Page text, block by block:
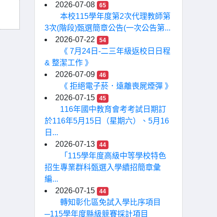
2026-07-08 65
本校115學年度第2次代理教師第
3次(階段)甄選簡章公告(一次公告第...
2026-07-22
54
《 7月24日-二三年級返校日日程
& 整潔工作 》
2026-07-09
46
《 拒絕電子菸．遠離喪屍煙彈 》
2026-07-15
45
116年國中教育會考考試日期訂
於116年5月15日（星期六）、5月16
日...
2026-07-13
44
「115學年度高級中等學校特色
招生專業群科甄選入學續招簡章彙
編...
2026-07-15
44
轉知彰化區免試入學比序項目
─115學年度縣級競賽採計項目